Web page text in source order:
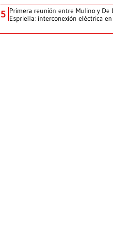
5 Primera reunión entre Mulino y De
Espriella: interconexión eléctrica